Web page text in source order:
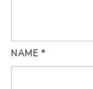
NAME *